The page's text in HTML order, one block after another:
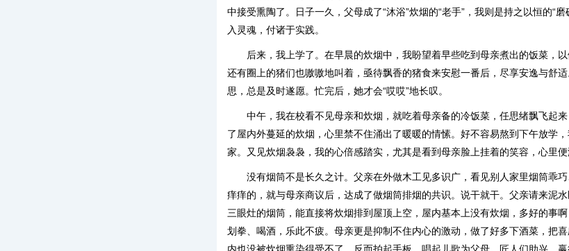
中接受熏陶了。日子一久，父母成了“沐浴”炊烟的“老手”，我则是持之以恒的“
入灵魂，付诸于实践。
后来，我上学了。在早晨的炊烟中，我盼望着早些吃到母亲煮出的饭菜，
还有圈上的猪们也嗷嗷地叫着，亟待飘香的猪食来安慰一番后，尽享安逸与舒
思，总是及时遂愿。忙完后，她才会“哎哎”地长叹。
中午，我在校看不见母亲和炊烟，就吃着母亲备的冷饭菜，任思绪飘飞起
了屋内外蔓延的炊烟，心里禁不住涌出了暖暖的情愫。好不容易熬到下午放学
家。又见炊烟袅袅，我的心倍感踏实，尤其是看到母亲脸上挂着的笑容，心里便
没有烟筒不是长久之计。父亲在外做木工见多识广，看见别人家里烟筒乖
痒痒的，就与母亲商议后，达成了做烟筒排烟的共识。说干就干。父亲请来泥
三眼灶的烟筒，能直接将炊烟排到屋顶上空，屋内基本上没有炊烟，多好的事
划拳、喝酒，乐此不疲。母亲更是抑制不住内心的激动，做了好多下酒菜，把